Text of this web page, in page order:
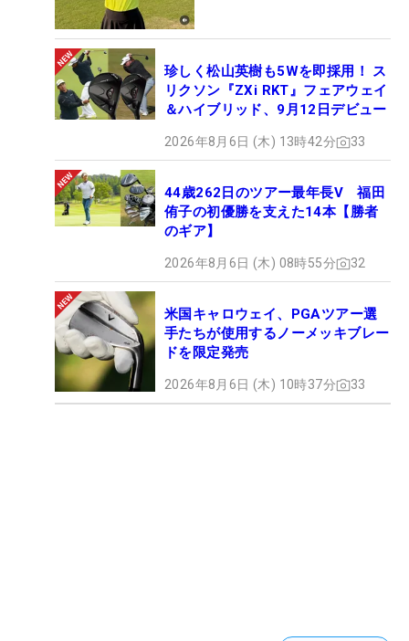
珍しく松山英樹も5Wを即採用！ ス
リクソン『ZXi RKT』フェアウェイ
＆ハイブリッド、9月12日デビュー
2026年8月6日 (木) 13時42分 33
44歳262日のツアー最年長V 福田
侑子の初優勝を支えた14本【勝者
のギア】
2026年8月6日 (木) 08時55分 32
米国キャロウェイ、PGAツアー選
手たちが使用するノーメッキブレー
ドを限定発売
2026年8月6日 (木) 10時37分 33